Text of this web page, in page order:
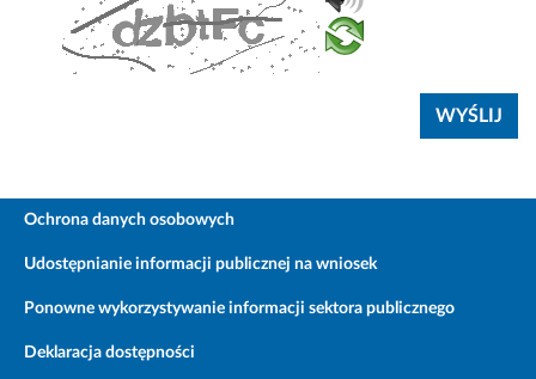
Ochrona danych osobowych
Udostępnianie informacji publicznej na wniosek
Ponowne wykorzystywanie informacji sektora publicznego
Deklaracja dostępności